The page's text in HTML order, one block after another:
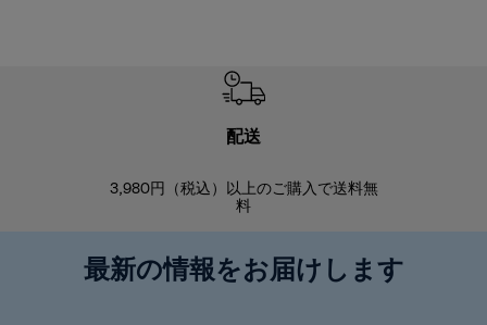
配送
3,980円（税込）以上のご購入で送料無
料
最新の情報をお届けします